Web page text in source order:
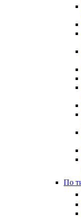
По